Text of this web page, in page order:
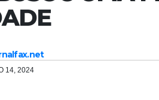
14, 2024